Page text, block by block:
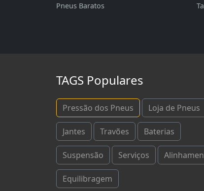
Pneus Baratos
TAGS Populares
Pressão dos Pneus Loja de Pneus
Jantes Travões Baterias
Suspensão Serviços
Equilibragem